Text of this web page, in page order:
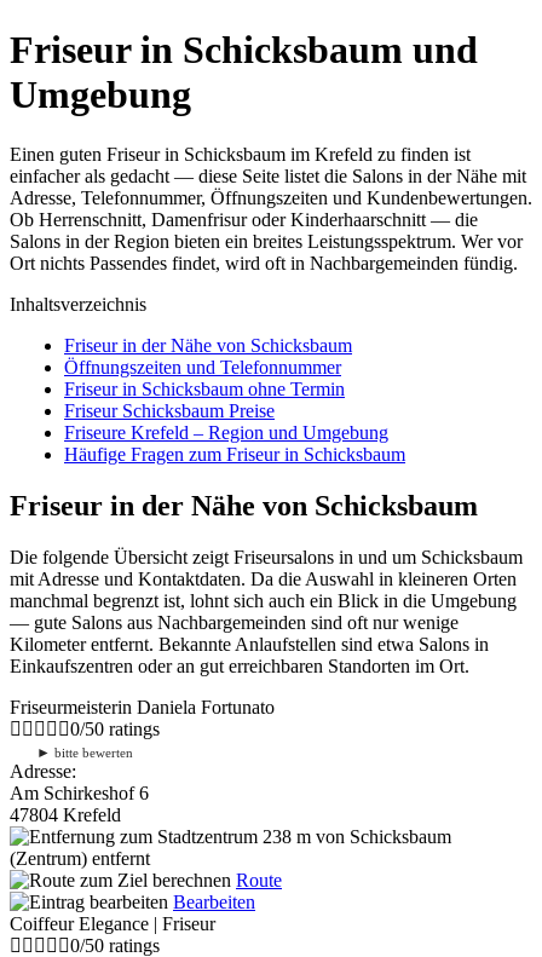
Friseur in Schicksbaum und
Umgebung
Einen guten Friseur in Schicksbaum im Krefeld zu finden ist
einfacher als gedacht — diese Seite listet die Salons in der Nähe mit
Adresse, Telefonnummer, Öffnungszeiten und Kundenbewertungen.
Ob Herrenschnitt, Damenfrisur oder Kinderhaarschnitt — die
Salons in der Region bieten ein breites Leistungsspektrum. Wer vor
Ort nichts Passendes findet, wird oft in Nachbargemeinden fündig.
Inhaltsverzeichnis
Friseur in der Nähe von Schicksbaum
Öffnungszeiten und Telefonnummer
Friseur in Schicksbaum ohne Termin
Friseur Schicksbaum Preise
Friseure Krefeld – Region und Umgebung
Häufige Fragen zum Friseur in Schicksbaum
Friseur in der Nähe von Schicksbaum
Die folgende Übersicht zeigt Friseursalons in und um Schicksbaum
mit Adresse und Kontaktdaten. Da die Auswahl in kleineren Orten
manchmal begrenzt ist, lohnt sich auch ein Blick in die Umgebung
— gute Salons aus Nachbargemeinden sind oft nur wenige
Kilometer entfernt. Bekannte Anlaufstellen sind etwa Salons in
Einkaufszentren oder an gut erreichbaren Standorten im Ort.
Friseurmeisterin Daniela Fortunato
0/50 ratings
► bitte bewerten
Adresse:
Am Schirkeshof 6
47804 Krefeld
238 m von Schicksbaum
(Zentrum) entfernt
Route
Bearbeiten
Coiffeur Elegance | Friseur
0/50 ratings